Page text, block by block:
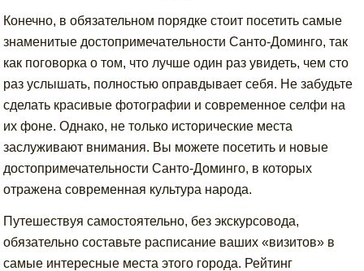
Конечно, в обязательном порядке стоит посетить самые
знаменитые достопримечательности Санто-Доминго, так
как поговорка о том, что лучше один раз увидеть, чем сто
раз услышать, полностью оправдывает себя. Не забудьте
сделать красивые фотографии и современное селфи на
их фоне. Однако, не только исторические места
заслуживают внимания. Вы можете посетить и новые
достопримечательности Санто-Доминго, в которых
отражена современная культура народа.
Путешествуя самостоятельно, без экскурсовода,
обязательно составьте расписание ваших «визитов» в
самые интересные места этого города. Рейтинг